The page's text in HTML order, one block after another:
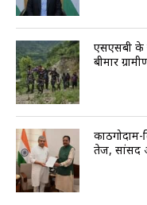
एसएसबी के
बीमार
तेज, सांसद